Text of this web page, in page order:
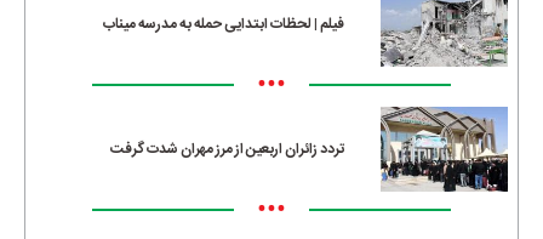
فیلم | لحظات ابتدایی حمله به مدرسه میناب
•••
تردد زائران اربعین از مرز مهران شدت گرفت
•••